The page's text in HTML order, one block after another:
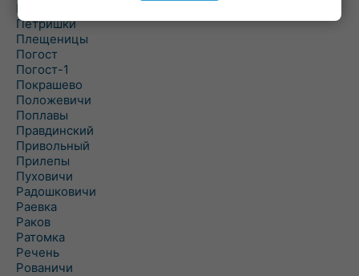
Першаи
Петришки
Плещеницы
Погост
Погост-1
Покрашево
Положевичи
Поплавы
Правдинский
Привольный
Прилепы
Пуховичи
Радошковичи
Раевка
Раков
Ратомка
Речень
Рованичи